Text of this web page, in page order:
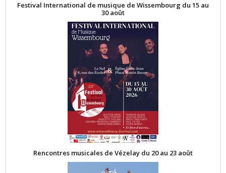
Festival International de musique de Wissembourg du 15 au
30 août
Rencontres musicales de Vézelay du 20 au 23 août